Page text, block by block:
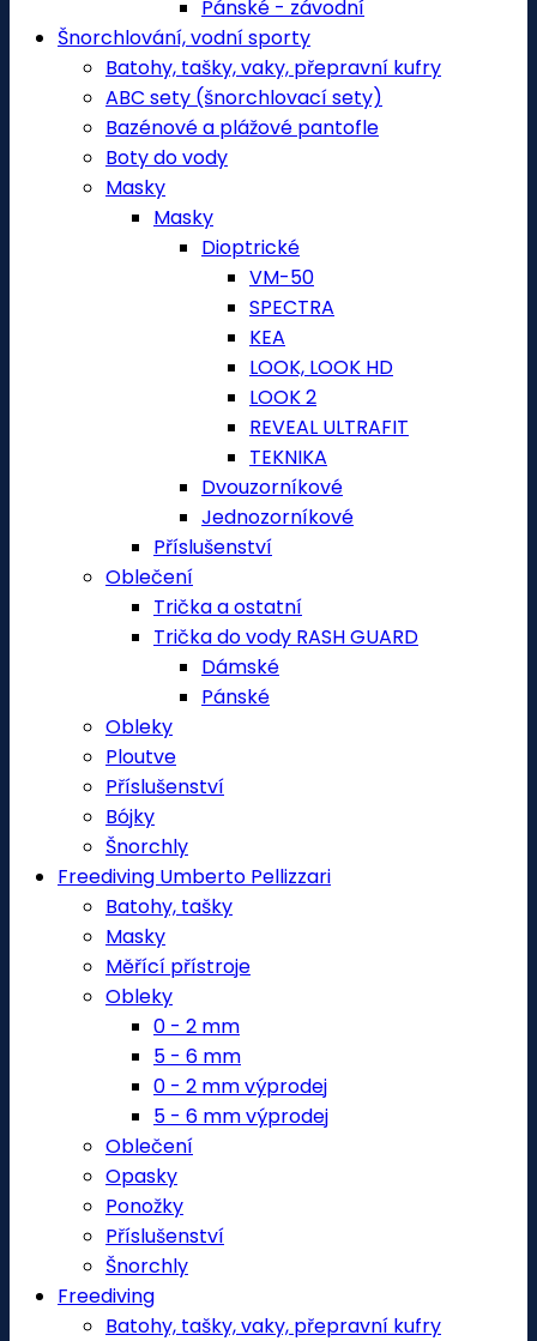
Pánské - závodní
Šnorchlování, vodní sporty
Batohy, tašky, vaky, přepravní kufry
ABC sety (šnorchlovací sety)
Bazénové a plážové pantofle
Boty do vody
Masky
Masky
Dioptrické
VM-50
SPECTRA
KEA
LOOK, LOOK HD
LOOK 2
REVEAL ULTRAFIT
TEKNIKA
Dvouzorníkové
Jednozorníkové
Příslušenství
Oblečení
Trička a ostatní
Trička do vody RASH GUARD
Dámské
Pánské
Obleky
Ploutve
Příslušenství
Bójky
Šnorchly
Freediving Umberto Pellizzari
Batohy, tašky
Masky
Měřící přístroje
Obleky
0 - 2 mm
5 - 6 mm
0 - 2 mm výprodej
5 - 6 mm výprodej
Oblečení
Opasky
Ponožky
Příslušenství
Šnorchly
Freediving
Batohy, tašky, vaky, přepravní kufry